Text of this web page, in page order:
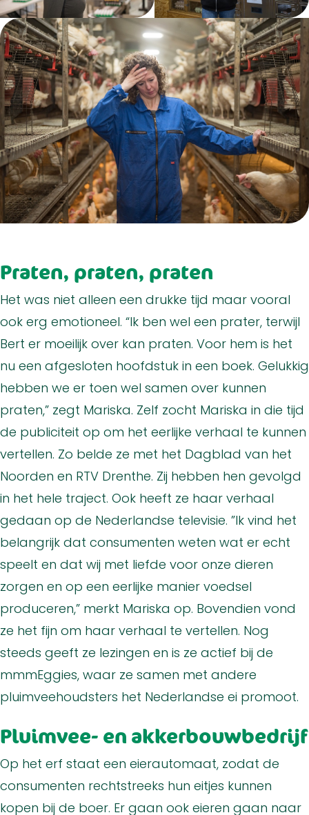
Praten, praten, praten
Het was niet alleen een drukke tijd maar vooral
ook erg emotioneel. “Ik ben wel een prater, terwijl
Bert er moeilijk over kan praten. Voor hem is het
nu een afgesloten hoofdstuk in een boek. Gelukkig
hebben we er toen wel samen over kunnen
praten,” zegt Mariska. Zelf zocht Mariska in die tijd
de publiciteit op om het eerlijke verhaal te kunnen
vertellen. Zo belde ze met het Dagblad van het
Noorden en RTV Drenthe. Zij hebben hen gevolgd
in het hele traject. Ook heeft ze haar verhaal
gedaan op de Nederlandse televisie. ”Ik vind het
belangrijk dat consumenten weten wat er echt
speelt en dat wij met liefde voor onze dieren
zorgen en op een eerlijke manier voedsel
produceren,” merkt Mariska op. Bovendien vond
ze het fijn om haar verhaal te vertellen. Nog
steeds geeft ze lezingen en is ze actief bij de
mmmEggies, waar ze samen met andere
pluimveehoudsters het Nederlandse ei promoot.
Pluimvee- en akkerbouwbedrijf
Op het erf staat een eierautomaat, zodat de
consumenten rechtstreeks hun eitjes kunnen
kopen bij de boer. Er gaan ook eieren gaan naar